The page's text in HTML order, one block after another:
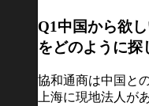
Q1中国から欲
をどのように探
協和通商は中国と
上海に現地法人が